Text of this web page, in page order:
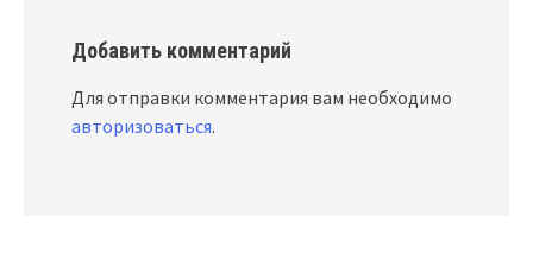
Добавить комментарий
Для отправки комментария вам необходимо
авторизоваться.